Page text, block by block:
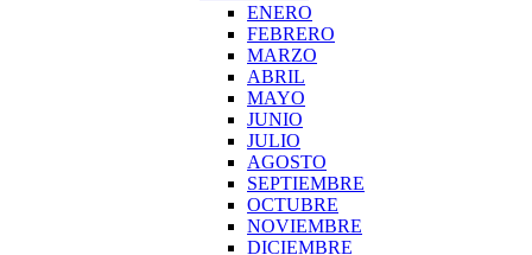
ENERO
FEBRERO
MARZO
ABRIL
MAYO
JUNIO
JULIO
AGOSTO
SEPTIEMBRE
OCTUBRE
NOVIEMBRE
DICIEMBRE